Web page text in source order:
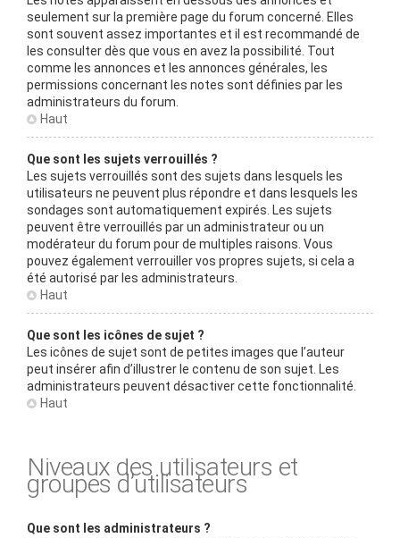
seulement sur la première page du forum concerné. Elles
sont souvent assez importantes et il est recommandé de
les consulter dès que vous en avez la possibilité. Tout
comme les annonces et les annonces générales, les
permissions concernant les notes sont définies par les
administrateurs du forum.
Haut
Que sont les sujets verrouillés ?
Les sujets verrouillés sont des sujets dans lesquels les
utilisateurs ne peuvent plus répondre et dans lesquels les
sondages sont automatiquement expirés. Les sujets
peuvent être verrouillés par un administrateur ou un
modérateur du forum pour de multiples raisons. Vous
pouvez également verrouiller vos propres sujets, si cela a
été autorisé par les administrateurs.
Haut
Que sont les icônes de sujet ?
Les icônes de sujet sont de petites images que l’auteur
peut insérer afin d’illustrer le contenu de son sujet. Les
administrateurs peuvent désactiver cette fonctionnalité.
Haut
Niveaux des utilisateurs et
groupes d’utilisateurs
Que sont les administrateurs ?